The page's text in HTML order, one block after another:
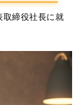
取締役社長に就